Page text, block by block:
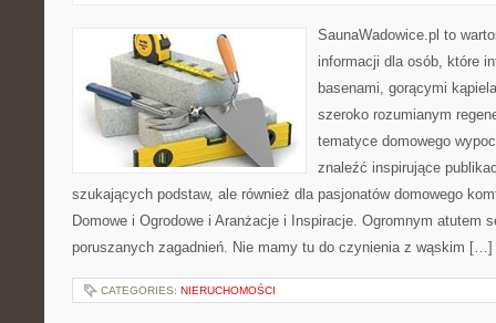
SaunaWadowice.pl to
informacji dla osób, które
basenami, gorącymi
szeroko rozumianym
tematyce domowego
znaleźć inspirujące
szukających podstaw, ale również dla pasjonatów domowego
Domowe i Ogrodowe i Aranżacje i Inspiracje. Ogromnym atutem
poruszanych zagadnień. Nie mamy tu do czynienia z wąskim […]
CATEGORIES: NIERUCHOMOŚCI